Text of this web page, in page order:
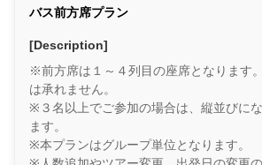
バス前方席プラン
[Description]
※前方席は１～４列目の座席となります
は承れません。
※３名以上でご参加の場合は、縦並びに
ます。
※本プランはグループ単位となります。